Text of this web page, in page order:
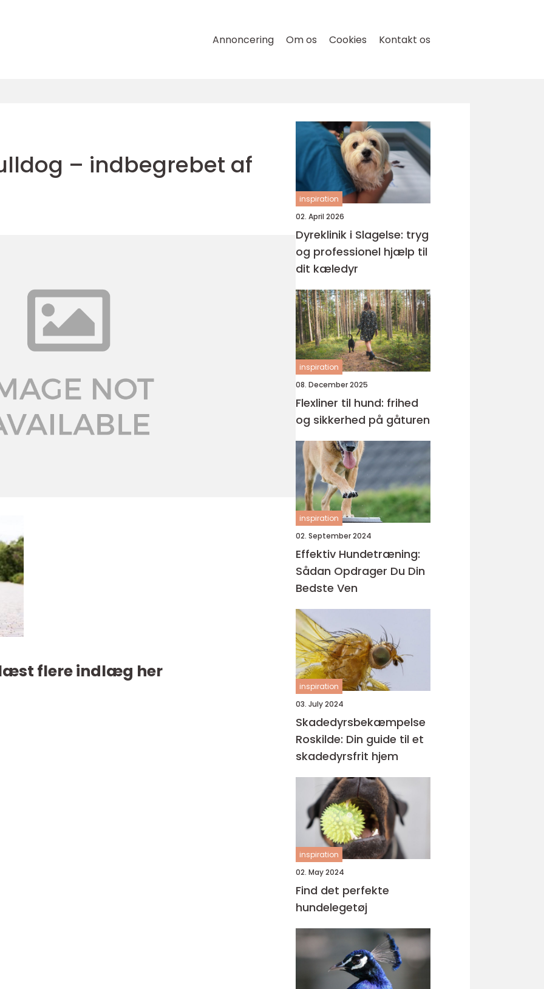
Annoncering Om os Cookies Kontakt os
– indbegrebet af
flere indlæg her
inspiration
02. April 2026
Dyreklinik i Slagelse: tryg
og professionel hjælp til
dit kæledyr
inspiration
08. December 2025
Flexliner til hund: frihed
og sikkerhed på gåturen
inspiration
02. September 2024
Effektiv Hundetræning:
Sådan Opdrager Du Din
Bedste Ven
inspiration
03. July 2024
Skadedyrsbekæmpelse
Roskilde: Din guide til et
skadedyrsfrit hjem
inspiration
02. May 2024
Find det perfekte
hundelegetøj